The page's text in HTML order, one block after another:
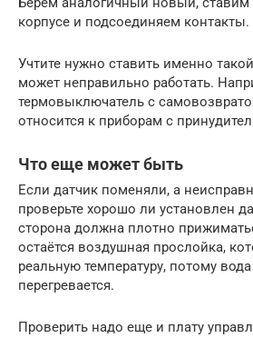
корпусе и подсоединяем контакты.
Учтите нужно ставить именно
может неправильно работать.
термовыключатель с
относится к приборам с
Что еще может быть
Если датчик поменяли, а
проверьте хорошо ли установлен
сторона должна плотно
остаётся воздушная прослойка,
реальную температуру, потому
перегревается.
Проверить надо еще и плату